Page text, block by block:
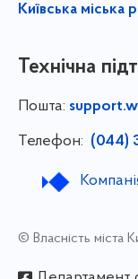
Київська міська
Технічна
Пошта:
Телефон: (044)
© Власність міста